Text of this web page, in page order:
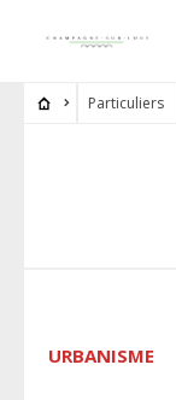
Particuliers
URBANISME